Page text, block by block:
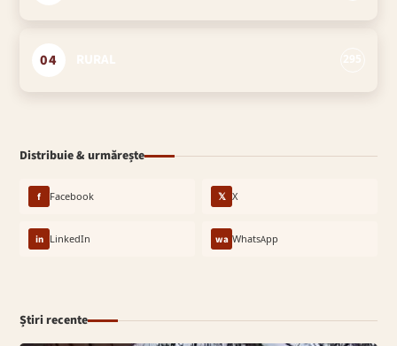
04
Distribuie & urmărește
f Facebook 𝕏 X
in LinkedIn wa WhatsApp
Știri recente